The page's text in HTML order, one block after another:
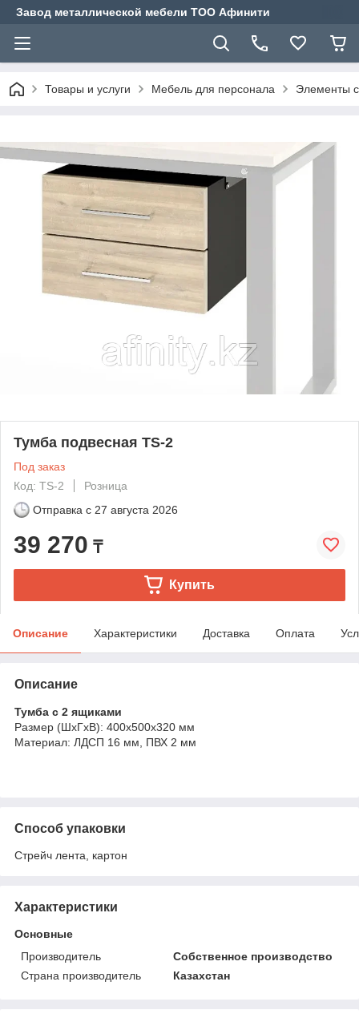
Завод металлической мебели ТОО Афинити
Товары и услуги Мебель для персонала Элементы
Тумба подвесная TS-2
Под заказ
Код: ТS-2
Розница
Отправка с 27 августа 2026
39 270 ₸
Купить
Описание Характеристики Доставка Оплата
Описание
Тумба c 2 ящиками
Размер (ШхГхВ): 400х500х320 мм
Материал: ЛДСП 16 мм, ПВХ 2 мм
Способ упаковки
Стрейч лента, картон
Характеристики
Основные
Производитель
Собственное производство
Страна производитель
Казахстан